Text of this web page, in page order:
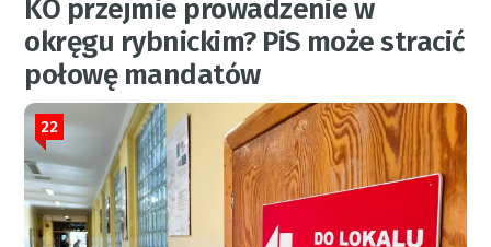
KO przejmie prowadzenie w
okręgu rybnickim? PiS może stracić
połowę mandatów
22